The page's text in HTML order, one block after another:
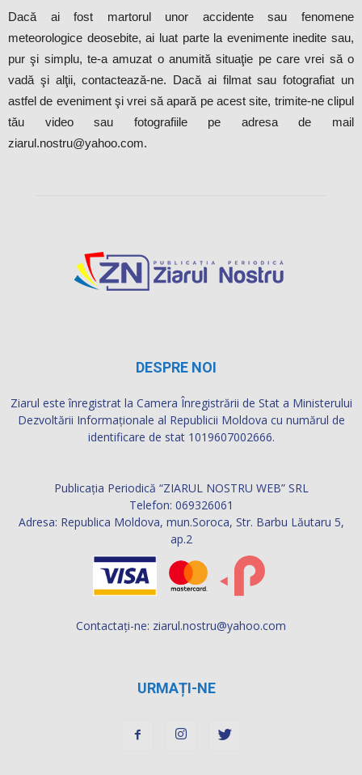
Dacă ai fost martorul unor accidente sau fenomene
meteorologice deosebite, ai luat parte la evenimente inedite sau,
pur şi simplu, te-a amuzat o anumită situaţie pe care vrei să o
vadă şi alţii, contactează-ne. Dacă ai filmat sau fotografiat un
astfel de eveniment şi vrei să apară pe acest site, trimite-ne clipul
tău video sau fotografiile pe adresa de mail
ziarul.nostru@yahoo.com.
DESPRE NOI
Ziarul este înregistrat la Camera Înregistrării de Stat a Ministerului
Dezvoltării Informaţionale al Republicii Moldova cu numărul de
identificare de stat 1019607002666.
Publicația Periodică “ZIARUL NOSTRU WEB” SRL
Telefon: 069326061
Adresa: Republica Moldova, mun.Soroca, Str. Barbu Lăutaru 5,
ap.2
Contactați-ne: ziarul.nostru@yahoo.com
URMAȚI-NE